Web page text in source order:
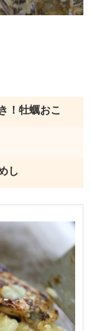
！牡蠣おこ
し